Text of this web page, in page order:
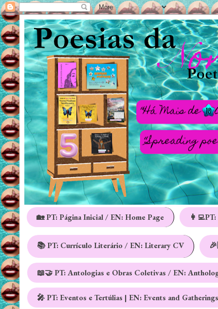
🏡 PT: Página Inicial / EN: Home Page
📚 PT: Currículo Literário / EN: Literary CV
📖🤝 PT: Antologias e Obras Coletivas / EN:
🎤 PT: Eventos e Tertúlias | EN: Events and Gatherings